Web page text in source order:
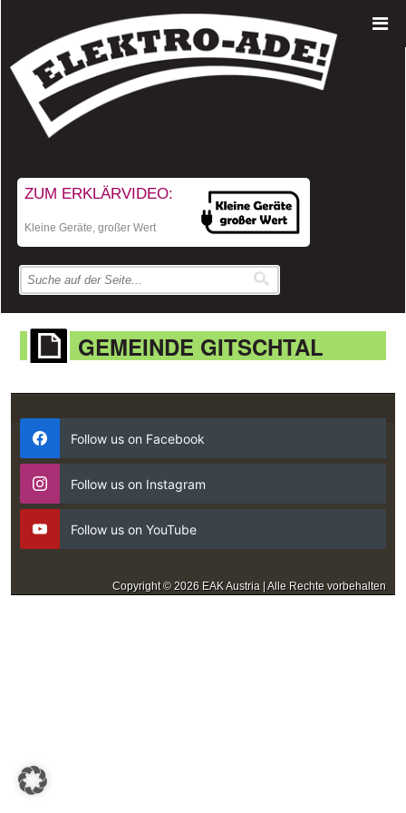
ZUM ERKLÄRVIDEO:
Kleine Geräte, großer Wert
GEMEINDE GITSCHTAL
Follow us on Facebook
Follow us on Instagram
Follow us on YouTube
Copyright © 2026 EAK Austria | Alle Rechte vorbehalten